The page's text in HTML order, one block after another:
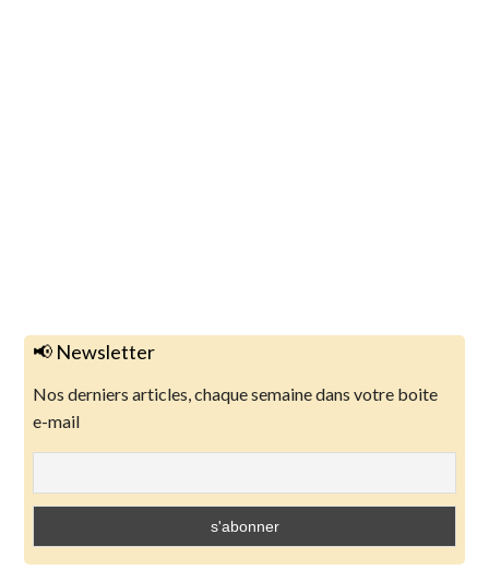
📢 Newsletter
Nos derniers articles, chaque semaine dans votre boite
e-mail